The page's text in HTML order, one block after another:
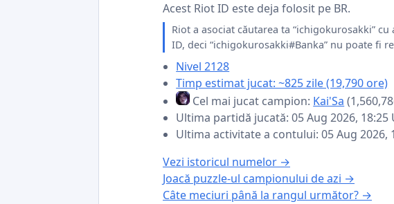
Acest Riot ID este deja folosit pe BR.
Riot a asociat căutarea ta “ichigokurosakki”
ID, deci “ichigokurosakki#Banka” nu poate fi
Nivel 2128
Timp estimat jucat: ~825 zile (19,790 ore)
Cel mai jucat campion: Kai'Sa
Ultima partidă jucată: 05 Aug 2026, 18:25
Ultima activitate a contului: 05 Aug 2026,
Vezi istoricul numelor →
Joacă puzzle-ul campionului de azi →
Câte meciuri până la rangul următor? →